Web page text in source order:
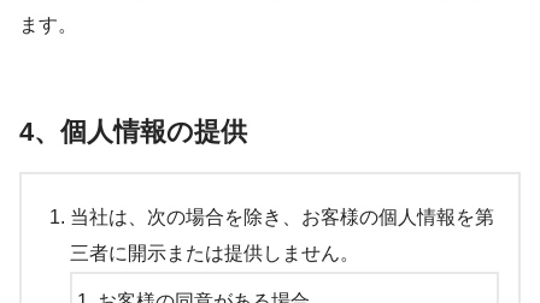
ます。
4、個人情報の提供
当社は、次の場合を除き、お客様の個人情報を第
三者に開示または提供しません。